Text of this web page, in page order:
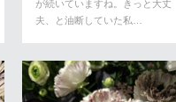
が続いていますね。きっと大丈
夫、と油断していた私…